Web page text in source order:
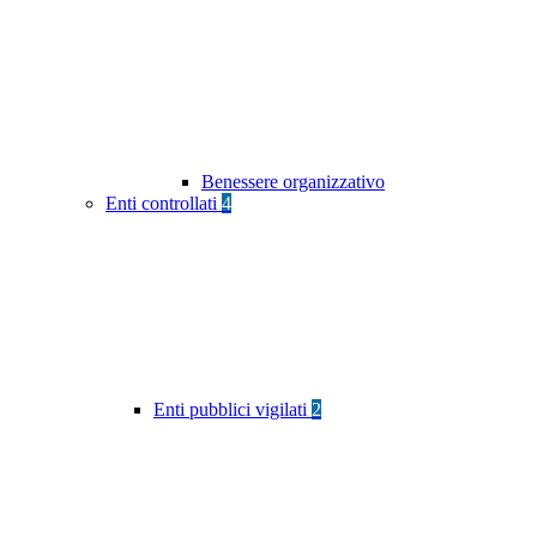
Benessere organizzativo
Enti controllati 4
Enti pubblici vigilati 2